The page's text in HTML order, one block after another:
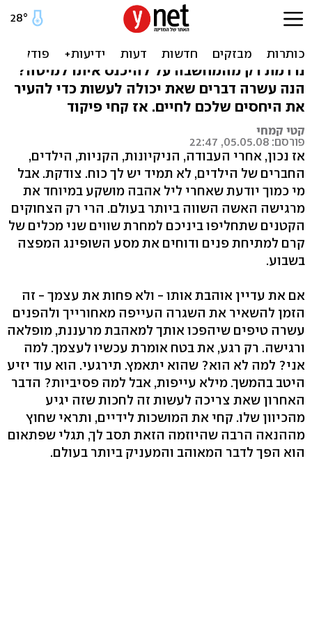
אישה, עייפה ממנו? 10 עצות
מעוררות זוגיות
נרדמת רק מהמחשבה על להיכנס איתו למיטה?
הנה עשרה דברים שאת יכולה לעשות כדי להעיר
את היחסים שלכם לחיים. אז קחי פיקוד
קטי קמחי
פורסם: 05.05.08, 22:47
אז נכון, אחרי העבודה, הניקיונות, הקניות, הילדים,
החברים של הילדים, לא תמיד יש לך כוח. צודקת. אבל
מי כמוך יודעת שאחרי ליל אהבה מושקע במיוחד את
מרגישה האשה השווה ביותר בעולם. הרי רק הצחוקים
הקטנים שתחליפו ביניכם למחרת שווים שני מכלים של
קרם למתיחת פנים ודוחים את מסע השופינג המפצה
בשבוע.
אם את עדיין אוהבת אותו - ולא פחות את עצמך - זה
הזמן להשאיר את השגרה העייפה מאחורייך ולהפנים
עשרה טיפים שיהפכו אותך למאהבת מרעננת, מופלאה
ורגישה. רק רגע, את בטח אומרת עכשיו לעצמך. למה
אני? למה לא הוא? שהוא יתאמץ. תירגעי. הוא עוד יזיע
היטב בהמשך. מילא עייפות, אבל למה פסיביות? הדבר
האחרון שאת צריכה לעשות זה לחכות שזה יגיע
מהכיוון שלו. קחי את המושכות לידיים, ותראי שחוץ
מההנאה הרבה שהיוזמה הזאת תסב לך, תגלי שפתאום
הוא הפך לדבר המאוהב והמעניק ביותר בעולם.